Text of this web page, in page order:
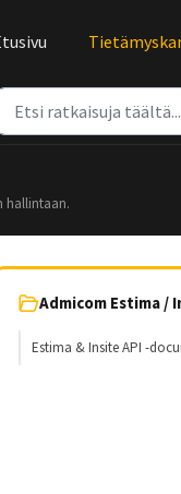
hallintaan.
Admicom Estima /
Estima & Insite API -